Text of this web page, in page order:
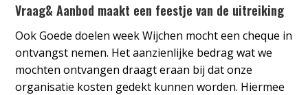
Vraag& Aanbod maakt een feestje van de uitreiking
Ook Goede doelen week Wijchen mocht een cheque in
ontvangst nemen. Het aanzienlijke bedrag wat we
mochten ontvangen draagt eraan bij dat onze
organisatie kosten gedekt kunnen worden. Hiermee